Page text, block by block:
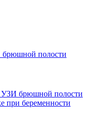
полости
УЗИ брюшной полости
при беременности